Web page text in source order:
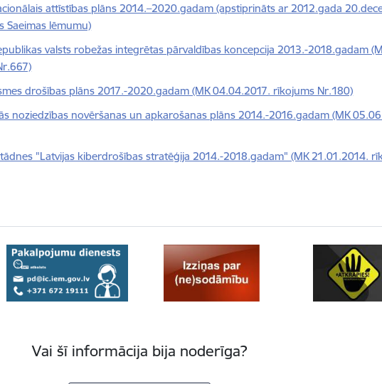
attīstības plāns 2014.–2020.gadam (apstiprināts ar 2012.gada
Saeimas lēmumu)
valsts robežas integrētas pārvaldības koncepcija 2013.-2018.gadam
drošības plāns 2017.-2020.gadam (MK 04.04.2017. rīkojums Nr.180)
noziedzības novēršanas un apkarošanas plāns 2014.-2016.gadam (MK
"Latvijas kiberdrošības stratēģija 2014.-2018.gadam" (MK 21.01.2014.
Vai šī informācija bija noderīga?